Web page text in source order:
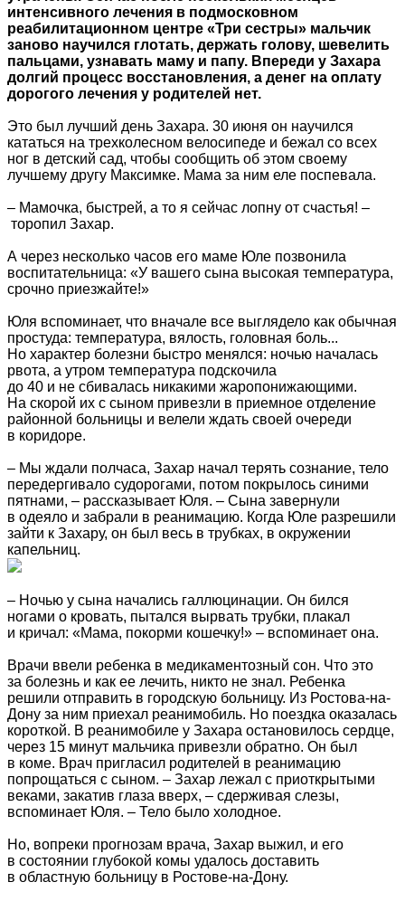
интенсивного лечения в подмосковном
реабилитационном центре «Три сестры» мальчик
заново научился глотать, держать голову, шевелить
пальцами, узнавать маму и папу. Впереди у Захара
долгий процесс восстановления, а денег на оплату
дорогого лечения у родителей нет.
Это был лучший день Захара. 30 июня он научился
кататься на трехколесном велосипеде и бежал со всех
ног в детский сад, чтобы сообщить об этом своему
лучшему другу Максимке. Мама за ним еле поспевала.
– Мамочка, быстрей, а то я сейчас лопну от счастья! –
торопил Захар.
А через несколько часов его маме Юле позвонила
воспитательница: «У вашего сына высокая температура,
срочно приезжайте!»
Юля вспоминает, что вначале все выглядело как обычная
простуда: температура, вялость, головная боль...
Но характер болезни быстро менялся: ночью началась
рвота, а утром температура подскочила
до 40 и не сбивалась никакими жаропонижающими.
На скорой их с сыном привезли в приемное отделение
районной больницы и велели ждать своей очереди
в коридоре.
– Мы ждали полчаса, Захар начал терять сознание, тело
передергивало судорогами, потом покрылось синими
пятнами, – рассказывает Юля. – Сына завернули
в одеяло и забрали в реанимацию. Когда Юле разрешили
зайти к Захару, он был весь в трубках, в окружении
капельниц.
– Ночью у сына начались галлюцинации. Он бился
ногами о кровать, пытался вырвать трубки, плакал
и кричал: «Мама, покорми кошечку!» – вспоминает она.
Врачи ввели ребенка в медикаментозный сон. Что это
за болезнь и как ее лечить, никто не знал. Ребенка
решили отправить в городскую больницу. Из Ростова-на-
Дону за ним приехал реанимобиль. Но поездка оказалась
короткой. В реанимобиле у Захара остановилось сердце,
через 15 минут мальчика привезли обратно. Он был
в коме. Врач пригласил родителей в реанимацию
попрощаться с сыном. – Захар лежал с приоткрытыми
веками, закатив глаза вверх, – сдерживая слезы,
вспоминает Юля. – Тело было холодное.
Но, вопреки прогнозам врача, Захар выжил, и его
в состоянии глубокой комы удалось доставить
в областную больницу в Ростове-на-Дону.